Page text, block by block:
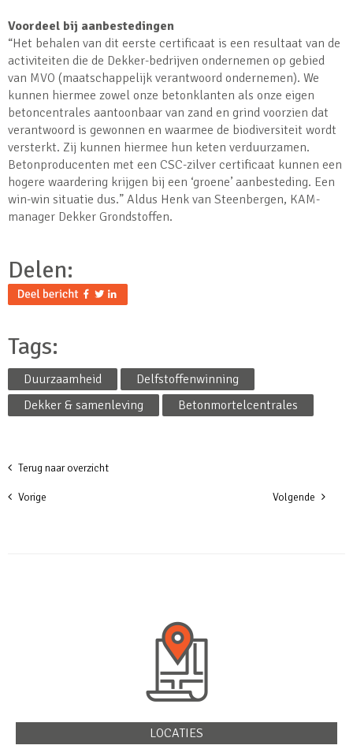
Voordeel bij aanbestedingen
“Het behalen van dit eerste certificaat is een resultaat van de
activiteiten die de Dekker-bedrijven ondernemen op gebied
van MVO (maatschappelijk verantwoord ondernemen). We
kunnen hiermee zowel onze betonklanten als onze eigen
betoncentrales aantoonbaar van zand en grind voorzien dat
verantwoord is gewonnen en waarmee de biodiversiteit wordt
versterkt. Zij kunnen hiermee hun keten verduurzamen.
Betonproducenten met een CSC-zilver certificaat kunnen een
hogere waardering krijgen bij een ‘groene’ aanbesteding. Een
win-win situatie dus.” Aldus Henk van Steenbergen, KAM-
manager Dekker Grondstoffen.
Delen:
Tags:
Duurzaamheid
Delfstoffenwinning
Dekker & samenleving
Betonmortelcentrales
Terug naar overzicht
Vorige Volgende
LOCATIES